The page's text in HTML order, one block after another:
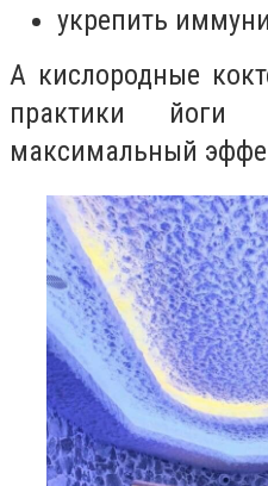
укрепить
А кислородные
практики йоги
максимальный